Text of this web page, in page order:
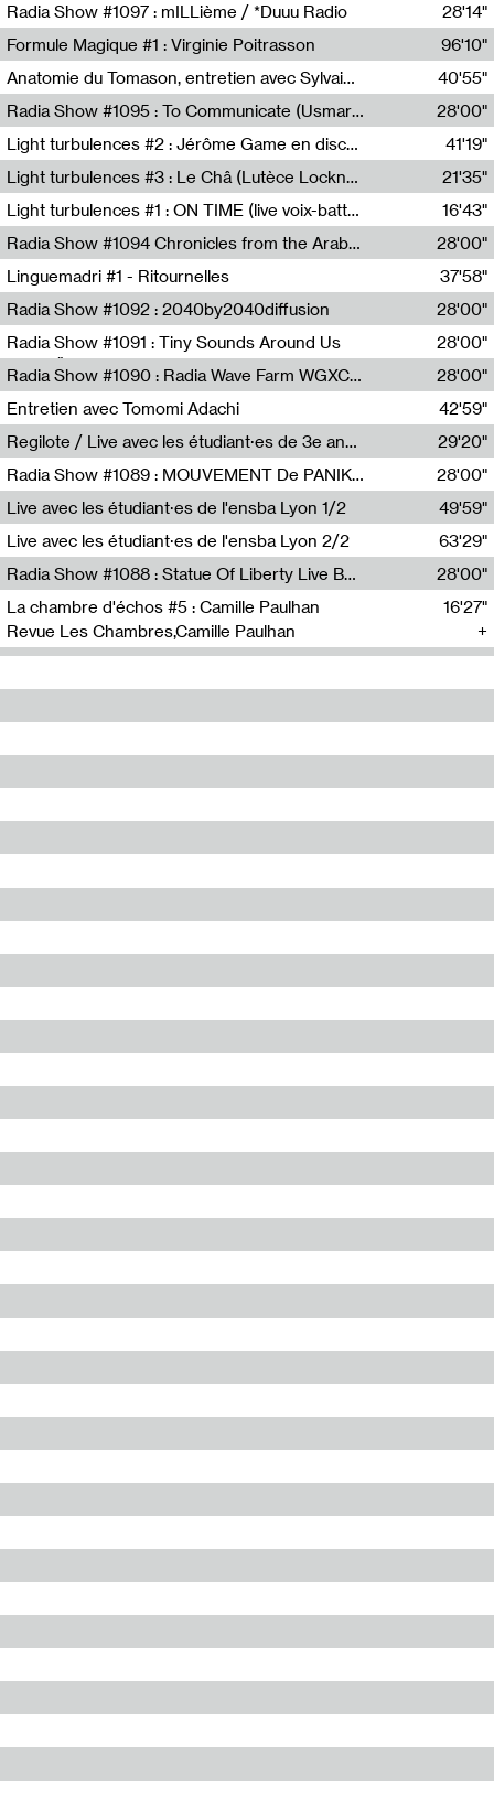
Radia Show #1097 : mILLième / *Duuu Radio
28'14"
Formule Magique #1 : Virginie Poitrasson
Nathalie Lacroix,Virginie Poitrasson
96'10"
Anatomie du Tomason, entretien avec Sylvain Cardonnel
Loraine Baud,Sylvain Cardonnel
40'55"
Radia Show #1095 : To Communicate (Usmaradio)
Usmaradio
28'00"
Light turbulences #2 : Jérôme Game en discussion avec Thomas Corlin
41'19"
Light turbulences #3 : Le Châ (Lutèce Lockness)
Lutèce Lockness
21'35"
Light turbulences #1 : ON TIME (live voix-batterie) avec Jérôme Game & Jean-Michel Espitallier
Jérôme Game,Jean-Michel Espitallier
16'43"
Radia Show #1094 Chronicles from the Arab Cold War by Ghazi Barakat
Reboot.fm
28'00"
Linguemadri #1 - Ritournelles
Meris Angioletti
37'58"
Radia Show #1092 : 2040by2040diffusion
Diffusion FM
28'00"
Radia Show #1091 : Tiny Sounds Around Us
Radio Študent
28'00"
Radia Show #1090 : Radia Wave Farm WGXC Corey De Juan Sherrard Jr Startalk
Wave Farm
28'00"
Entretien avec Tomomi Adachi
Tomomi Adachi,Loraine Baud
42'59"
Regilote / Live avec les étudiant·es de 3e année de l'EMA
Nima Henryon,Athéna Noël,Amir Genillon,Ibourayane Ahmadi,Manelle Cherrih,Honorine Gibello,John Weeber,Manon Joseph
29'20"
Radia Show #1089 : MOUVEMENT De PANIK (Radio Panik)
Radio Panik
28'00"
Live avec les étudiant·es de l'ensba Lyon 1/2
49'59"
Live avec les étudiant·es de l'ensba Lyon 2/2
63'29"
Radia Show #1088 : Statue Of Liberty Live By Ed Baxter (Resonance)
Resonance
28'00"
La chambre d'échos #5 : Camille Paulhan
Revue Les Chambres,Camille Paulhan
16'27"